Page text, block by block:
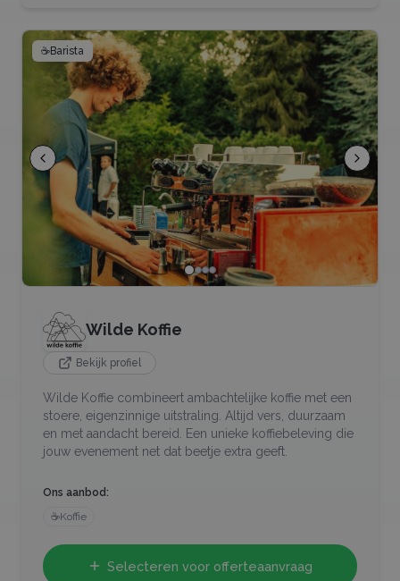
☕Barista
Wilde Koffie
Bekijk profiel
Wilde Koffie combineert ambachtelijke koffie met een
stoere, eigenzinnige uitstraling. Altijd vers, duurzaam
en met aandacht bereid. Een unieke koffiebeleving die
jouw evenement net dat beetje extra geeft.
Ons aanbod:
☕Koffie
Selecteren voor offerteaanvraag